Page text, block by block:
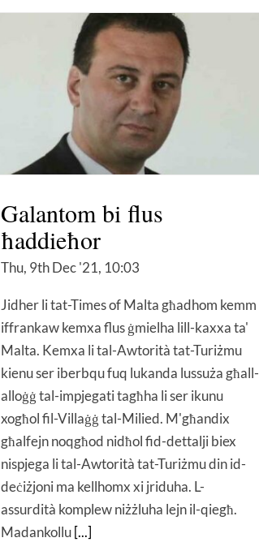
Galantom bi flus
ħaddieħor
Thu, 9th Dec '21, 10:03
Jidher li tat-Times of Malta għadhom kemm
iffrankaw kemxa flus ġmielha lill-kaxxa ta'
Malta. Kemxa li tal-Awtorità tat-Turiżmu
kienu ser iberbqu fuq lukanda lussuża għall-
alloġġ tal-impjegati tagħha li ser ikunu
xogħol fil-Villaġġ tal-Milied. M'għandix
għalfejn noqgħod nidħol fid-dettalji biex
nispjega li tal-Awtorità tat-Turiżmu din id-
deċiżjoni ma kellhomx xi jriduha. L-
assurdità komplew niżżluha lejn il-qiegħ.
Madankollu [...]